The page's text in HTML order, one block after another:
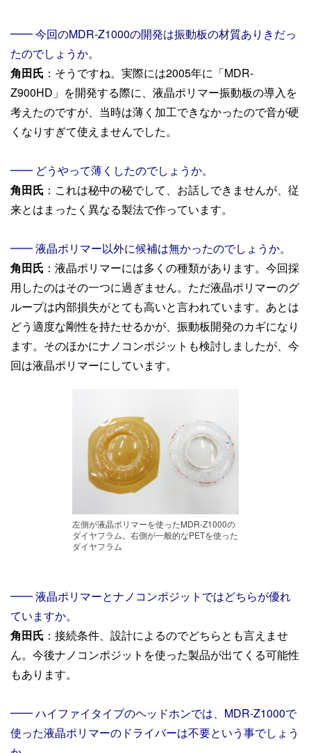
━━ 今回のMDR-Z1000の開発は振動板の材質ありきだっ
たのでしょうか。
角田氏 ：そうですね。実際には2005年に「MDR-
Z900HD」を開発する際に、液晶ポリマー振動板の導入を
考えたのですが、当時は薄く加工できなかったので音が硬
くなりすぎて使えませんでした。
━━ どうやって薄くしたのでしょうか。
角田氏 ：これは秘中の秘でして、お話しできませんが、従
来とはまったく異なる製法で作っています。
━━ 液晶ポリマー以外に候補は無かったのでしょうか。
角田氏 ：液晶ポリマーには多くの種類があります。今回採
用したのはその一つに過ぎません。ただ液晶ポリマーのグ
ループは内部損失がとても高いと言われています。あとは
どう適度な剛性を持たせるかが、振動板開発のカギになり
ます。そのほかにナノコンポジットも検討しましたが、今
回は液晶ポリマーにしています。
左側が液晶ポリマーを使ったMDR-Z1000の
ダイヤフラム。右側が一般的なPETを使った
ダイヤフラム
━━ 液晶ポリマーとナノコンポジットではどちらが優れ
ていますか。
角田氏 ：接続条件、設計によるのでどちらとも言えませ
ん。今後ナノコンポジットを使った製品が出てくる可能性
もあります。
━━ ハイファイタイプのヘッドホンでは、MDR-Z1000で
使った液晶ポリマーのドライバーは不要という事でしょう